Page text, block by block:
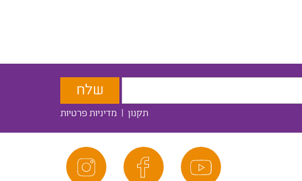
תקנון | מדיניות פרטיות